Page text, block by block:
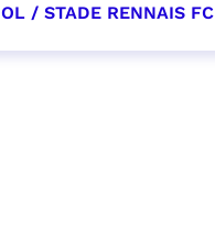
OL / STADE RENNAIS FC